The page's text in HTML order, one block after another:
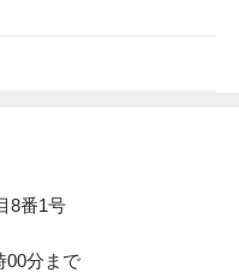
8番1号
00分まで